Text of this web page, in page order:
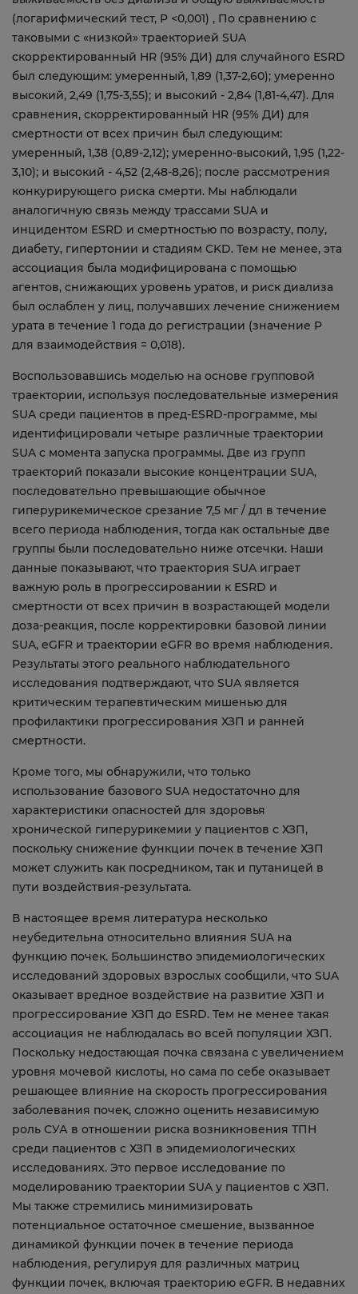
(логарифмический тест, P <0,001) , По сравнению с
таковыми с «низкой» траекторией SUA
скорректированный HR (95% ДИ) для случайного ESRD
был следующим: умеренный, 1,89 (1,37-2,60); умеренно
высокий, 2,49 (1,75-3,55); и высокий - 2,84 (1,81-4,47). Для
сравнения, скорректированный HR (95% ДИ) для
смертности от всех причин был следующим:
умеренный, 1,38 (0,89-2,12); умеренно-высокий, 1,95 (1,22-
3,10); и высокий - 4,52 (2,48-8,26); после рассмотрения
конкурирующего риска смерти. Мы наблюдали
аналогичную связь между трассами SUA и
инцидентом ESRD и смертностью по возрасту, полу,
диабету, гипертонии и стадиям CKD. Тем не менее, эта
ассоциация была модифицирована с помощью
агентов, снижающих уровень уратов, и риск диализа
был ослаблен у лиц, получавших лечение снижением
урата в течение 1 года до регистрации (значение Р
для взаимодействия = 0,018).
Воспользовавшись моделью на основе групповой
траектории, используя последовательные измерения
SUA среди пациентов в пред-ESRD-программе, мы
идентифицировали четыре различные траектории
SUA с момента запуска программы. Две из групп
траекторий показали высокие концентрации SUA,
последовательно превышающие обычное
гиперурикемическое срезание 7,5 мг / дл в течение
всего периода наблюдения, тогда как остальные две
группы были последовательно ниже отсечки. Наши
данные показывают, что траектория SUA играет
важную роль в прогрессировании к ESRD и
смертности от всех причин в возрастающей модели
доза-реакция, после корректировки базовой линии
SUA, eGFR и траектории eGFR во время наблюдения.
Результаты этого реального наблюдательного
исследования подтверждают, что SUA является
критическим терапевтическим мишенью для
профилактики прогрессирования ХЗП и ранней
смертности.
Кроме того, мы обнаружили, что только
использование базового SUA недостаточно для
характеристики опасностей для здоровья
хронической гиперурикемии у пациентов с ХЗП,
поскольку снижение функции почек в течение ХЗП
может служить как посредником, так и путаницей в
пути воздействия-результата.
В настоящее время литература несколько
неубедительна относительно влияния SUA на
функцию почек. Большинство эпидемиологических
исследований здоровых взрослых сообщили, что SUA
оказывает вредное воздействие на развитие ХЗП и
прогрессирование ХЗП до ESRD. Тем не менее такая
ассоциация не наблюдалась во всей популяции ХЗП.
Поскольку недостающая почка связана с увеличением
уровня мочевой кислоты, но сама по себе оказывает
решающее влияние на скорость прогрессирования
заболевания почек, сложно оценить независимую
роль СУА в отношении риска возникновения ТПН
среди пациентов с ХЗП в эпидемиологических
исследованиях. Это первое исследование по
моделированию траектории SUA у пациентов с ХЗП.
Мы также стремились минимизировать
потенциальное остаточное смешение, вызванное
динамикой функции почек в течение периода
наблюдения, регулируя для различных матриц
функции почек, включая траекторию eGFR. В недавних